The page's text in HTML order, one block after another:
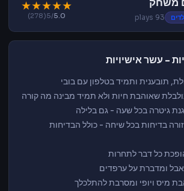
93 plays
★
★
★
★
★
5.0
/5
(278)
- עשר אישיויות
תובענית ותמיד בטלפון עם בובי
שאוהבת חיות ולא תמיד מבינה מה קורה
גיטרה בכל שעה - גם בלילה
בדיחות בכל שיחה - כולל הבדיחות
כל דבר לתחרות
ומדברת על ערפדים
מיס ויופי ומסרבת להתלכלך